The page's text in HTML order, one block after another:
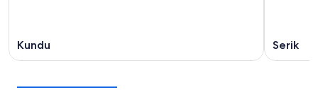
Kundu Serik